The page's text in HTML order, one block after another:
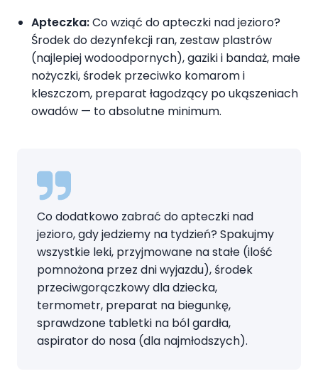
Apteczka:Co wziąć do apteczki nad jezioro?
Środek do dezynfekcji ran, zestaw plastrów
(najlepiej wodoodpornych), gaziki i bandaż, małe
nożyczki, środek przeciwko komarom i
kleszczom, preparat łagodzący po ukąszeniach
owadów — to absolutne minimum.
Co dodatkowo zabrać do apteczki nad
jezioro, gdy jedziemy na tydzień? Spakujmy
wszystkie leki, przyjmowane na stałe (ilość
pomnożona przez dni wyjazdu), środek
przeciwgorączkowy dla dziecka,
termometr, preparat na biegunkę,
sprawdzone tabletki na ból gardła,
aspirator do nosa (dla najmłodszych).